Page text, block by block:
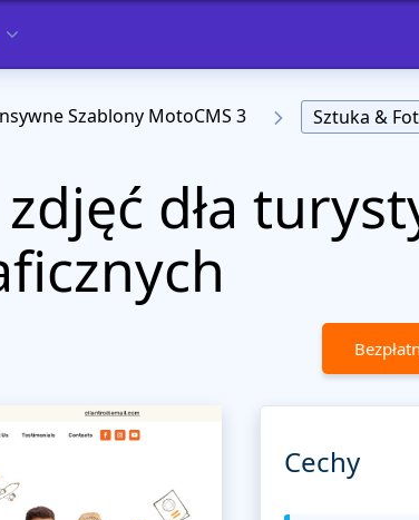
Szablony MotoCMS 3 Sztuka &
dła
Cechy